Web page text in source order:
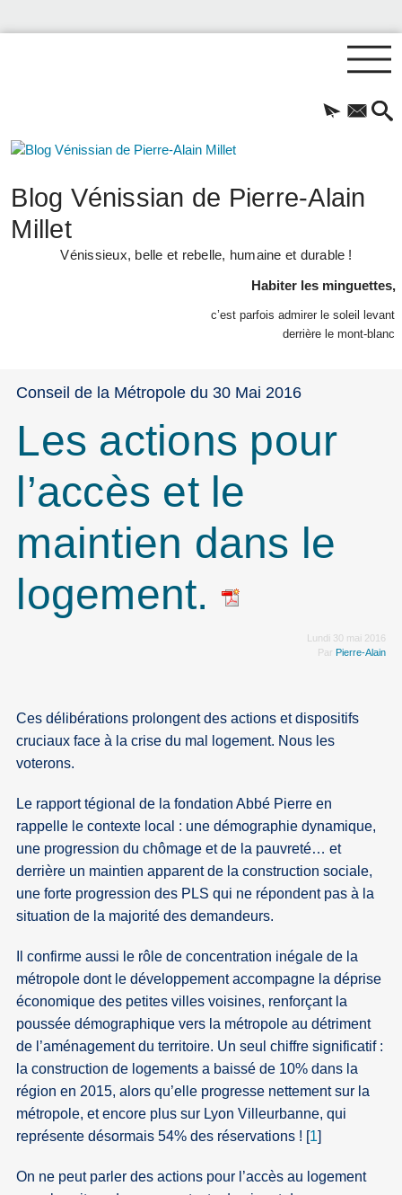
Blog Vénissian de Pierre-Alain
Millet
Vénissieux, belle et rebelle, humaine et durable !
Habiter les minguettes,
c’est parfois admirer le soleil levant
derrière le mont-blanc
Conseil de la Métropole du 30 Mai 2016
Les actions pour
l’accès et le
maintien dans le
logement.
Lundi 30 mai 2016
Par Pierre-Alain
Ces délibérations prolongent des actions et dispositifs
cruciaux face à la crise du mal logement. Nous les
voterons.
Le rapport tégional de la fondation Abbé Pierre en
rappelle le contexte local : une démographie dynamique,
une progression du chômage et de la pauvreté… et
derrière un maintien apparent de la construction sociale,
une forte progression des PLS qui ne répondent pas à la
situation de la majorité des demandeurs.
Il confirme aussi le rôle de concentration inégale de la
métropole dont le développement accompagne la déprise
économique des petites villes voisines, renforçant la
poussée démographique vers la métropole au détriment
de l’aménagement du territoire. Un seul chiffre significatif :
la construction de logements a baissé de 10% dans la
région en 2015, alors qu’elle progresse nettement sur la
métropole, et encore plus sur Lyon Villeurbanne, qui
représente désormais 54% des réservations ! [1]
On ne peut parler des actions pour l’accès au logement